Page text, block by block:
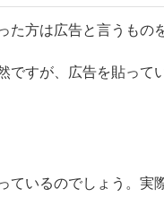
方は広告と言うもの
すが、広告を貼って
いるのでしょう。実